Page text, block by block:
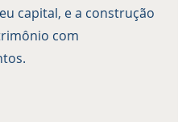
capital, e a construção
com